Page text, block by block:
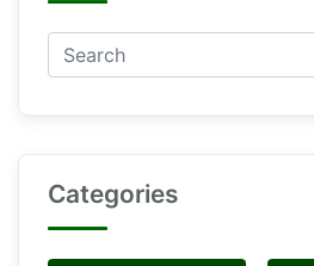
Categories